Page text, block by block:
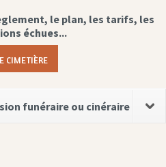
le plan, les tarifs, les
échues...
CIMETIÈRE
funéraire ou cinéraire